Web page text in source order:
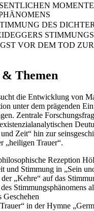
DES
VOR DEM TOD
Themen
die Entwicklung von
unter dem prägenden
Zentrale
Zeit“ hin zur
„heiligen Trauer“.
Rezeption
und Stimmung in „Sein
„Kehre“ auf das
Stimmungsphänomens
Geschehen
in der Hymne